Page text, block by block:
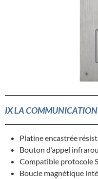
IX LA
Platine encastrée
Bouton d’appel
Compatible protocole
Boucle magnétique